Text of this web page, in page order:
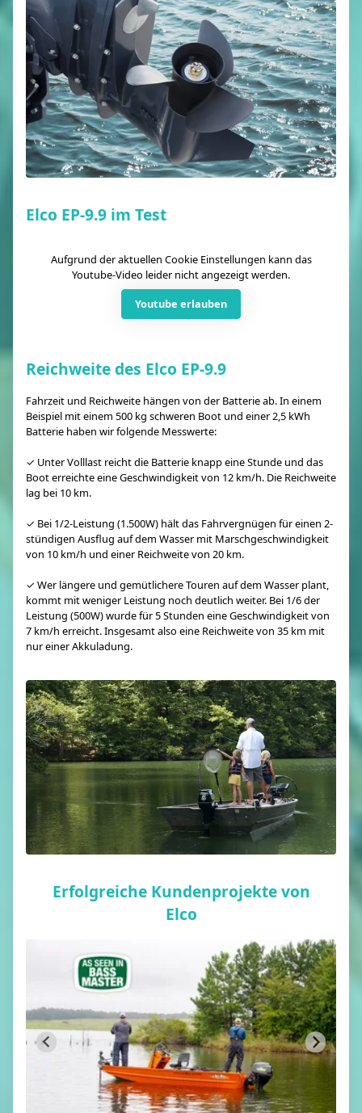
Elco EP-9.9 im Test
Aufgrund der aktuellen Cookie Einstellungen kann das
Youtube-Video leider nicht angezeigt werden.
Youtube erlauben
Reichweite des Elco EP-9.9
Fahrzeit und Reichweite hängen von der Batterie ab. In einem
Beispiel mit einem 500 kg schweren Boot und einer 2,5 kWh
Batterie haben wir folgende Messwerte:
✓ Unter Volllast reicht die Batterie knapp eine Stunde und das
Boot erreichte eine Geschwindigkeit von 12 km/h. Die Reichweite
lag bei 10 km.
✓ Bei 1/2-Leistung (1.500W) hält das Fahrvergnügen für einen 2-
stündigen Ausflug auf dem Wasser mit Marschgeschwindigkeit
von 10 km/h und einer Reichweite von 20 km.
✓ Wer längere und gemütlichere Touren auf dem Wasser plant,
kommt mit weniger Leistung noch deutlich weiter. Bei 1/6 der
Leistung (500W) wurde für 5 Stunden eine Geschwindigkeit von
7 km/h erreicht. Insgesamt also eine Reichweite von 35 km mit
nur einer Akkuladung.
Erfolgreiche Kundenprojekte von
Elco